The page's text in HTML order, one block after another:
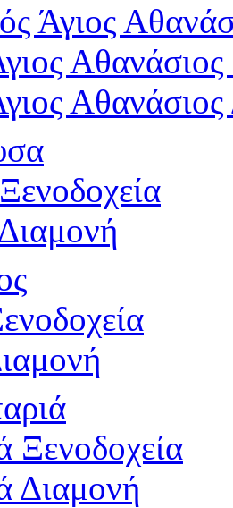
Άγιος
Αθανάσιος
Ξενοδοχεία
Διαμονή